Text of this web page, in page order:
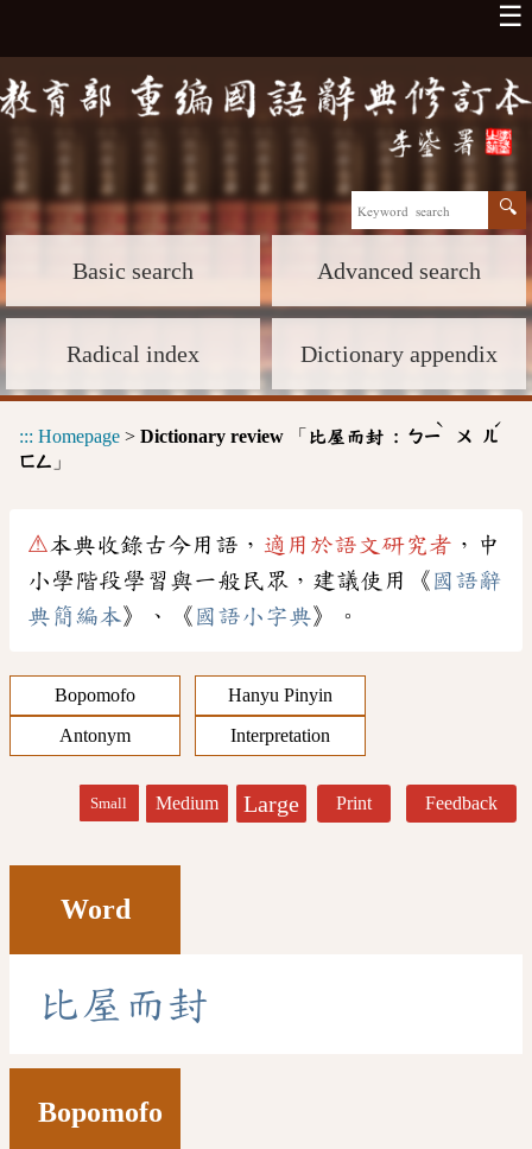
☰
Basic search Advanced search
Radical index Dictionary appendix
::: Homepage > Dictionary review 「 比屋而封 : ㄅㄧ
ˋ
ㄨ ㄦ
ˊ
ㄈㄥ 」
⚠本典收錄古今用語， 適用於語文研究者 ，中
小學階段學習與一般民眾，建議使用《 國語辭
典簡編本》、《 國語小字典》。
Bopomofo
Hanyu Pinyin
Antonym
Interpretation
Small Medium Large Print Feedback
Word
比屋 而封
Bopomofo